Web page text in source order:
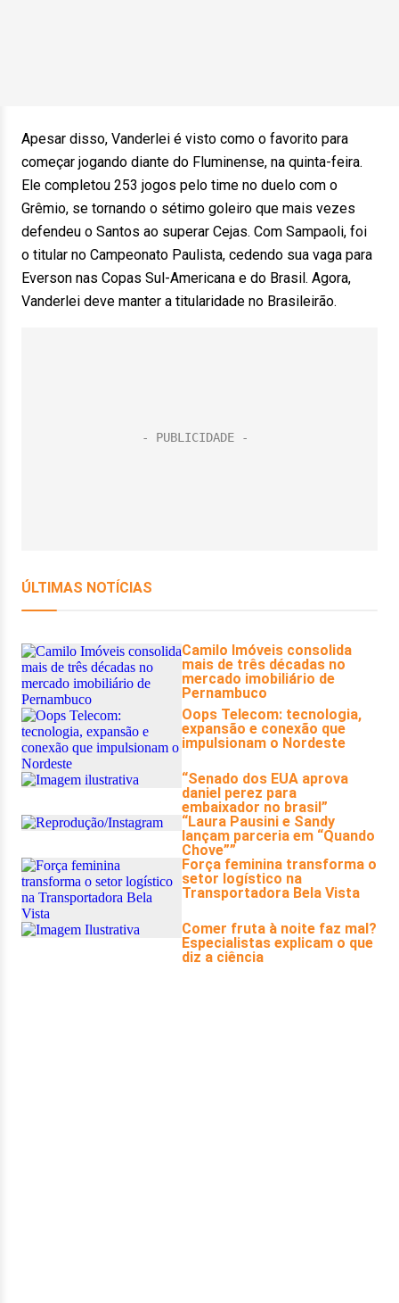
Apesar disso, Vanderlei é visto como o favorito para
começar jogando diante do Fluminense, na quinta-feira.
Ele completou 253 jogos pelo time no duelo com o
Grêmio, se tornando o sétimo goleiro que mais vezes
defendeu o Santos ao superar Cejas. Com Sampaoli, foi
o titular no Campeonato Paulista, cedendo sua vaga para
Everson nas Copas Sul-Americana e do Brasil. Agora,
Vanderlei deve manter a titularidade no Brasileirão.